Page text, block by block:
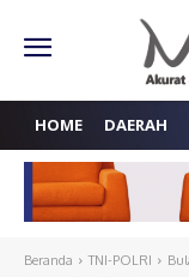
HOME DAERAH
Beranda TNI-POLRI